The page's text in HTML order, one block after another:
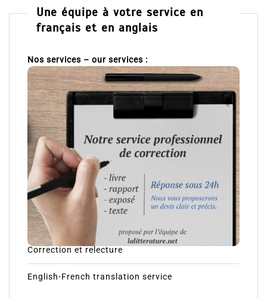
Une équipe à votre service en
français et en anglais
Nos services – our services :
Correction et relecture
English-French translation service